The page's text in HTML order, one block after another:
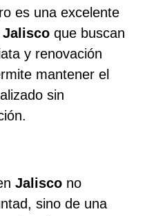
es una excelente
Jalisco que buscan
y renovación
mantener el
sin
Jalisco no
sino de una